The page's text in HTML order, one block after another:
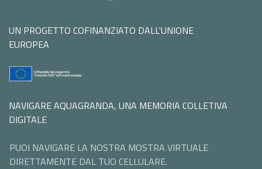
UN PROGETTO COFINANZIATO DALL'UNIONE
EUROPEA
NAVIGARE AQUAGRANDA, UNA MEMORIA COLLETIVA
DIGITALE
PUOI NAVIGARE LA NOSTRA MOSTRA VIRTUALE
DIRETTAMENTE DAL TUO CELLULARE.